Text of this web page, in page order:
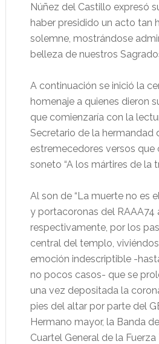
Núñez del Castillo expresó
haber presidido un acto tan
solemne, mostrándose
belleza de nuestros
A continuación se inició la
homenaje a quienes dieron
que comienzaría con la
Secretario de la hermandad
estremecedores versos que
soneto “A los mártires de la
Al son de “La muerte no es
y portacoronas del RAAA74
respectivamente, por los
central del templo,
emoción indescriptible -
no pocos casos- que se
una vez depositada la
pies del altar por parte del
Hermano mayor, la Banda
Cuartel General de la Fuerza